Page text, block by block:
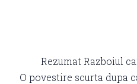
Rezumat Razboiul
O povestire scurta dupa